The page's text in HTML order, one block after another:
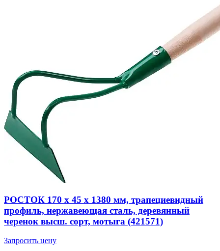
РОСТОК 170 х 45 х 1380 мм, трапециевидный
профиль, нержавеющая сталь, деревянный
черенок высш. сорт, мотыга (421571)
Запросить цену